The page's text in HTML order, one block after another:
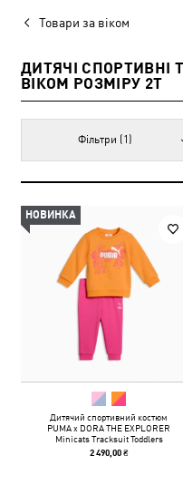
Товари за віком
ДИТЯЧІ СПОРТИВНІ
ВІКОМ РОЗМІРУ 2T
Фільтри (1)
НОВИНКА
Дитячий спортивний костюм
PUMA x DORA THE EXPLORER
Minicats Tracksuit Toddlers
2 490,00 ₴